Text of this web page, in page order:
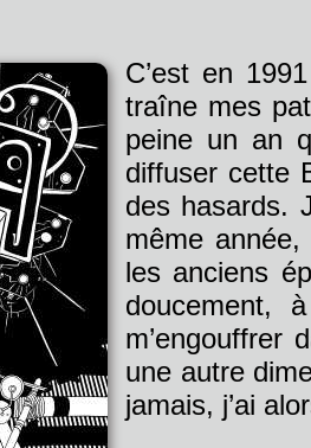
C’est en
traîne mes
peine un an
diffuser cette
des hasards.
même
les anciens
doucement,
m’engouffrer
une autre
jamais, j’ai